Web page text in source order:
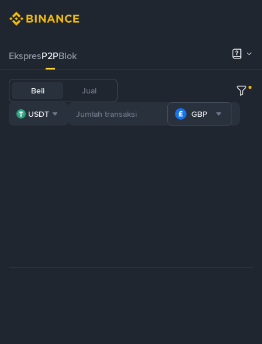
EkspresP2PBlok
Beli Jual
USDT GBP